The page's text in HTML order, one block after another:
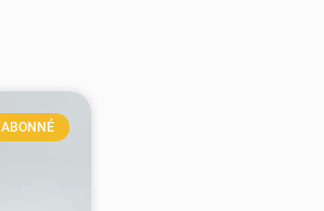
ABONNÉ